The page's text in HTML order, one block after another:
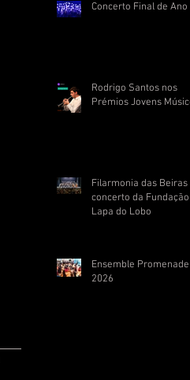
Concerto Final de Ano
Rodrigo Santos nos
Prémios Jovens
Filarmonia das Beiras
concerto da Fundação
Lapa do Lobo
Ensemble Promenade
2026